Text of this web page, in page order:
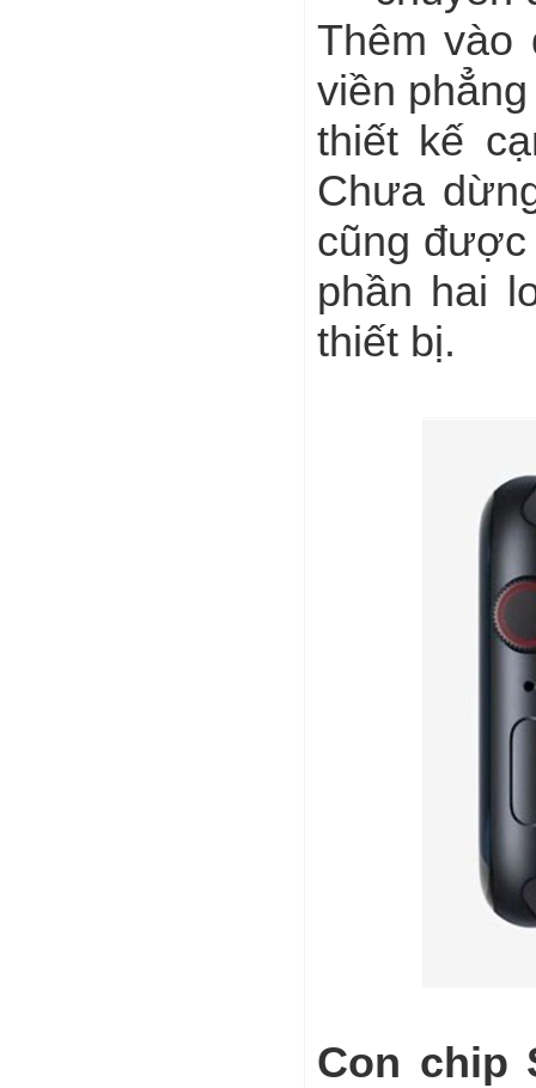
Thêm vào
viền
thiết kế
Chưa
cũng
phần hai
thiết bị.
Con chip